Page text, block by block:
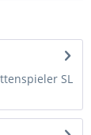
SL